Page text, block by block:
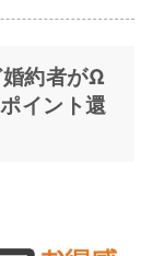
約者がΩ
イント還